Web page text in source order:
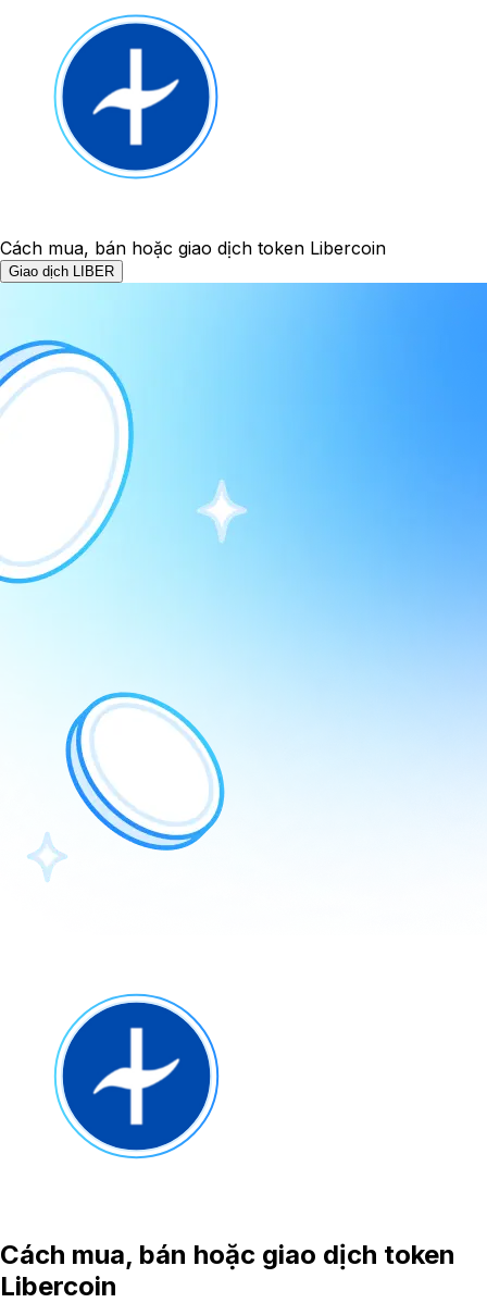
Cách mua, bán hoặc giao dịch token Libercoin
Giao dịch LIBER
Cách mua, bán hoặc giao dịch token
Libercoin